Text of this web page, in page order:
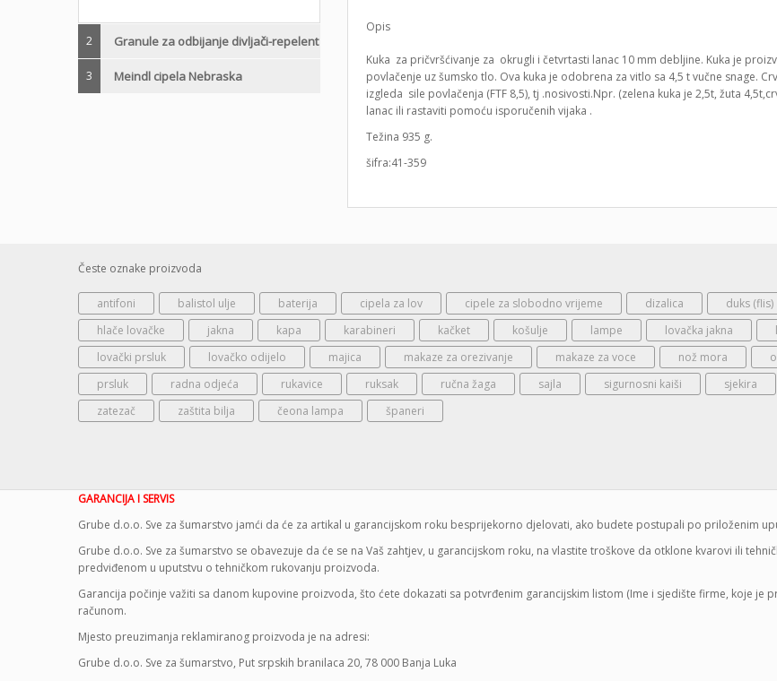
2 Granule za odbijanje divljači-repelent
3 Meindl cipela Nebraska
Opis
Kuka za pričvršćivanje za okrugli i četvrtasti lanac 10 mm debljine. Kuka je
povlačenje uz šumsko tlo. Ova kuka je odobrena za vitlo sa 4,5 t vučne snage.
izgleda sile povlačenja (FTF 8,5), tj .nosivosti.Npr. (zelena kuka je 2,5t, žuta
lanac ili rastaviti pomoću isporučenih vijaka .
Težina 935 g.
šifra:41-359
Česte oznake proizvoda
antifoni balistol ulje baterija cipela za lov cipele za slobodno vrijeme dizalica duks (flis)
hlače lovačke
jakna kapa karabineri kačket košulje lampe lovačka jakna
lovački prsluk
lovačko odijelo majica makaze za orezivanje makaze za voce nož mora
prsluk
radna odjeća rukavice ruksak ručna žaga sajla sigurnosni kaiši sjekira
zatezač
zaštita bilja čeona lampa španeri
GARANCIJA I SERVIS
Grube d.o.o. Sve za šumarstvo jamći da će za artikal u garancijskom roku besprijekorno djelovati, ako budete postupali po priloženim
Grube d.o.o. Sve za šumarstvo se obavezuje da će se na Vaš zahtjev, u garancijskom roku, na vlastite troškove da otklone kvarovi ili
predviđenom u uputstvu o tehničkom rukovanju proizvoda.
Garancija počinje važiti sa danom kupovine proizvoda, što ćete dokazati sa potvrđenim garancijskim listom (Ime i sjedište firme, koje
računom.
Mjesto preuzimanja reklamiranog proizvoda je na adresi:
Grube d.o.o. Sve za šumarstvo, Put srpskih branilaca 20, 78 000 Banja Luka